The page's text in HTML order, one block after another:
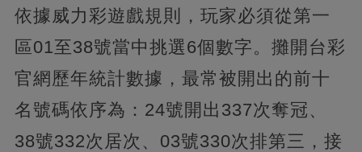
依據威力彩遊戲規則，玩家必須從第一
區01至38號當中挑選6個數字。攤開台彩
官網歷年統計數據，最常被開出的前十
名號碼依序為：24號開出337次奪冠、
38號332次居次、03號330次排第三，接